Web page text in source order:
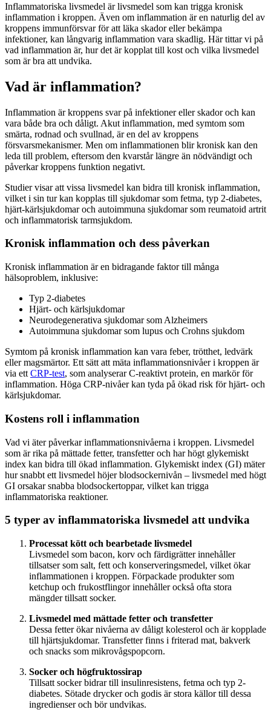
Inflammatoriska livsmedel är livsmedel som kan trigga kronisk
inflammation i kroppen. Även om inflammation är en naturlig del av
kroppens immunförsvar för att läka skador eller bekämpa
infektioner, kan långvarig inflammation vara skadlig. Här tittar vi på
vad inflammation är, hur det är kopplat till kost och vilka livsmedel
som är bra att undvika.
Vad är inflammation?
Inflammation är kroppens svar på infektioner eller skador och kan
vara både bra och dåligt. Akut inflammation, med symtom som
smärta, rodnad och svullnad, är en del av kroppens
försvarsmekanismer. Men om inflammationen blir kronisk kan den
leda till problem, eftersom den kvarstår längre än nödvändigt och
påverkar kroppens funktion negativt.
Studier visar att vissa livsmedel kan bidra till kronisk inflammation,
vilket i sin tur kan kopplas till sjukdomar som fetma, typ 2-diabetes,
hjärt-kärlsjukdomar och autoimmuna sjukdomar som reumatoid artrit
och inflammatorisk tarmsjukdom.
Kronisk inflammation och dess påverkan
Kronisk inflammation är en bidragande faktor till många
hälsoproblem, inklusive:
Typ 2-diabetes
Hjärt- och kärlsjukdomar
Neurodegenerativa sjukdomar som Alzheimers
Autoimmuna sjukdomar som lupus och Crohns sjukdom
Symtom på kronisk inflammation kan vara feber, trötthet, ledvärk
eller magsmärtor. Ett sätt att mäta inflammationsnivåer i kroppen är
via ett CRP-test, som analyserar C-reaktivt protein, en markör för
inflammation. Höga CRP-nivåer kan tyda på ökad risk för hjärt- och
kärlsjukdomar.
Kostens roll i inflammation
Vad vi äter påverkar inflammationsnivåerna i kroppen. Livsmedel
som är rika på mättade fetter, transfetter och har högt glykemiskt
index kan bidra till ökad inflammation. Glykemiskt index (GI) mäter
hur snabbt ett livsmedel höjer blodsockernivån – livsmedel med högt
GI orsakar snabba blodsockertoppar, vilket kan trigga
inflammatoriska reaktioner.
5 typer av inflammatoriska livsmedel att undvika
Processat kött och bearbetade livsmedel
Livsmedel som bacon, korv och färdigrätter innehåller
tillsatser som salt, fett och konserveringsmedel, vilket ökar
inflammationen i kroppen. Förpackade produkter som
ketchup och frukostflingor innehåller också ofta stora
mängder tillsatt socker.
Livsmedel med mättade fetter och transfetter
Dessa fetter ökar nivåerna av dåligt kolesterol och är kopplade
till hjärtsjukdomar. Transfetter finns i friterad mat, bakverk
och snacks som mikrovågspopcorn.
Socker och högfruktossirap
Tillsatt socker bidrar till insulinresistens, fetma och typ 2-
diabetes. Sötade drycker och godis är stora källor till dessa
ingredienser och bör undvikas.